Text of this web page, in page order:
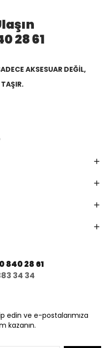
28 61
AKSESUAR DEĞİL,
28 61
34 34
edin ve e-postalarımıza
kazanın.